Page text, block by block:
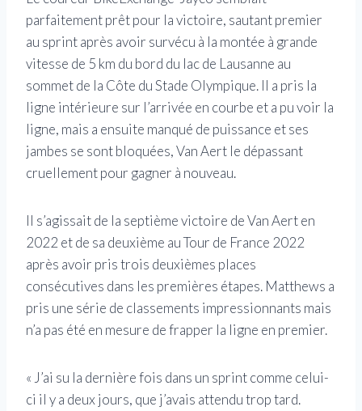
parfaitement prêt pour la victoire, sautant premier
au sprint après avoir survécu à la montée à grande
vitesse de 5 km du bord du lac de Lausanne au
sommet de la Côte du Stade Olympique. Il a pris la
ligne intérieure sur l’arrivée en courbe et a pu voir la
ligne, mais a ensuite manqué de puissance et ses
jambes se sont bloquées, Van Aert le dépassant
cruellement pour gagner à nouveau.
Il s’agissait de la septième victoire de Van Aert en
2022 et de sa deuxième au Tour de France 2022
après avoir pris trois deuxièmes places
consécutives dans les premières étapes. Matthews a
pris une série de classements impressionnants mais
n’a pas été en mesure de frapper la ligne en premier.
« J’ai su la dernière fois dans un sprint comme celui-
ci il y a deux jours, que j’avais attendu trop tard.